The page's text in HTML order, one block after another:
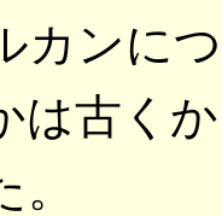
カンに
は古く